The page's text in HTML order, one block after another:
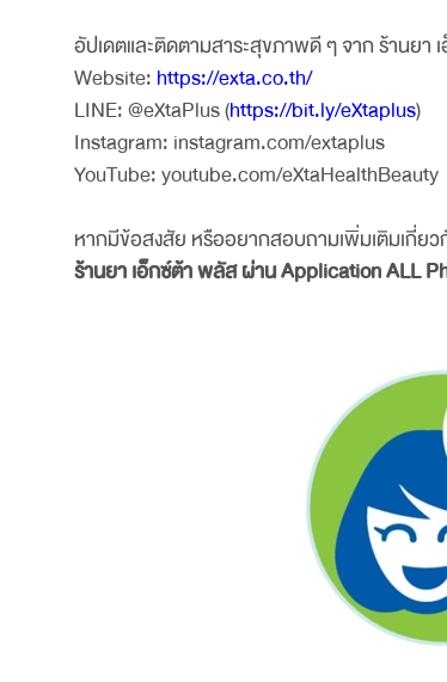
อัปเดตและติดตามสาระสุขภาพดี ๆ จาก ร้านยา
Website: https://exta.co.th/
LINE: @eXtaPlus (https://bit.ly/eXtaplus)
Instagram: instagram.com/extaplus
YouTube: youtube.com/eXtaHealthBeauty
หากมีข้อสงสัย หรืออยากสอบถามเพิ่มเติมเกี่ย
ร้านยา เอ็กซ์ต้า พลัส ผ่าน Application ALL